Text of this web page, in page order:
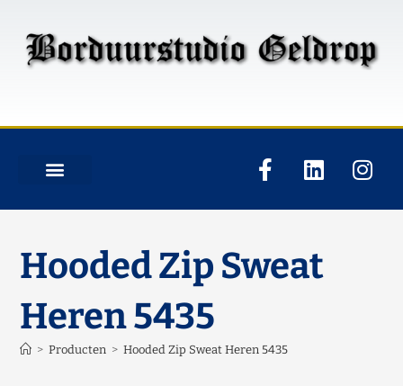
Hooded Zip Sweat
Heren 5435
> Producten > Hooded Zip Sweat Heren 5435